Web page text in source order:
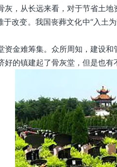
，从长远来看，对于节省土
于改变。我国丧葬文化中“入
金难筹集。众所周知，建设
的镇建起了骨灰堂，但是也有